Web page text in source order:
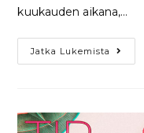
kuukauden aikana,…
Jatka Lukemista